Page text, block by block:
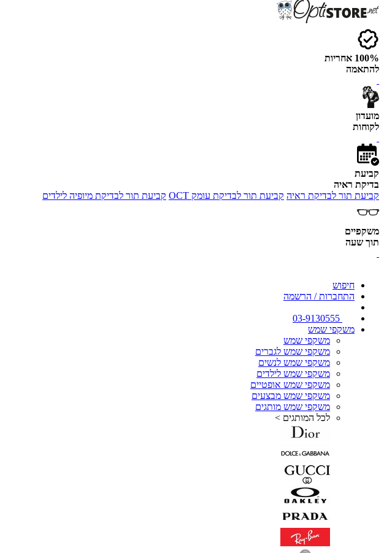
100% אחריות
להתאמה
מועדון
לקוחות
קביעת
בדיקת ראיה
קביעת תור לבדיקת ראיה קביעת תור לבדיקת עומק OCT קביעת תור לבדיקת מיופיה לילדים
משקפיים
תוך שעה
חיפוש
התחברות / הרשמה
משקפי שמש
משקפי שמש
משקפי שמש לגברים
משקפי שמש לנשים
משקפי שמש לילדים
משקפי שמש אופטיים
משקפי שמש מבצעים
משקפי שמש מותגים
לכל המותגים >